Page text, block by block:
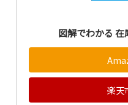
図解でわかる
楽天